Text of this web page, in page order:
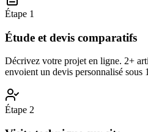
Étape 1
Étude et devis comparatifs
Décrivez votre projet en ligne. 2+
envoient un devis personnalisé sous
Étape 2